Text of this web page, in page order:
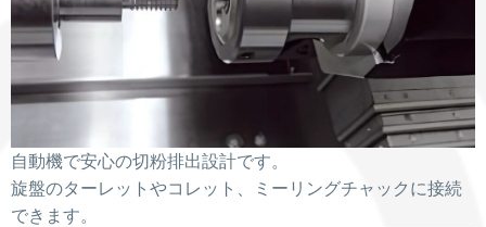
自動機で安心の切粉排出設計です。
旋盤のターレットやコレット、ミーリングチャックに接続
できます。